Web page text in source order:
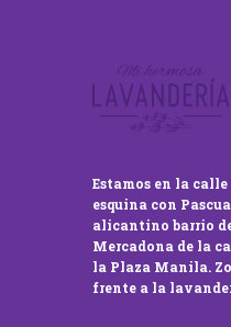
Estamos en la
esquina con
alicantino barrio
Mercadona de la
la Plaza Manila.
frente a la